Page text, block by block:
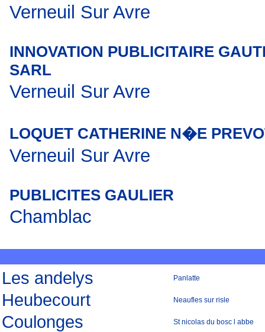
Verneuil Sur Avre
INNOVATION PUBLICITAIRE
SARL
Verneuil Sur Avre
LOQUET CATHERINE N�E
Verneuil Sur Avre
PUBLICITES GAULIER
Chamblac
Les andelys Panlatte
Heubecourt Neaufles sur risle
Coulonges St nicolas du bosc l abbe